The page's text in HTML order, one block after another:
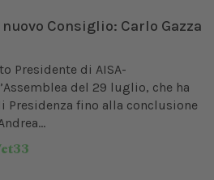
Consiglio: Carlo Gazza
Presidente di AISA-
del 29 luglio, che ha
Presidenza fino alla conclusione